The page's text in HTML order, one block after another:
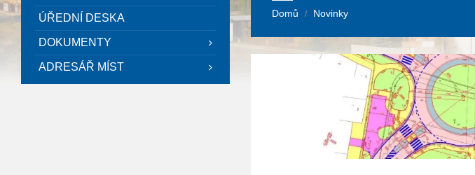
Domů / Novinky
ÚŘEDNÍ DESKA
DOKUMENTY
ADRESÁŘ MÍST